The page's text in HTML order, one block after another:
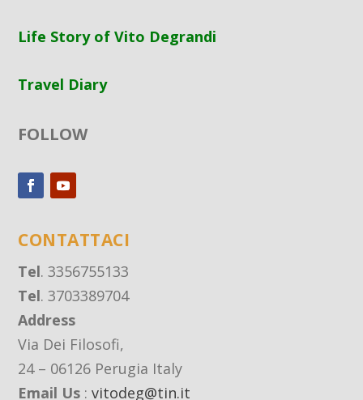
Life Story of Vito Degrandi
Travel Diary
FOLLOW
CONTATTACI
Tel. 3356755133
Tel. 3703389704
Address
Via Dei Filosofi,
24 – 06126 Perugia Italy
Email Us :vitodeg@tin.it